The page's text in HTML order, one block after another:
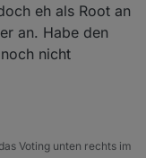
eh als Root an
an. Habe den
nicht
Voting unten rechts im